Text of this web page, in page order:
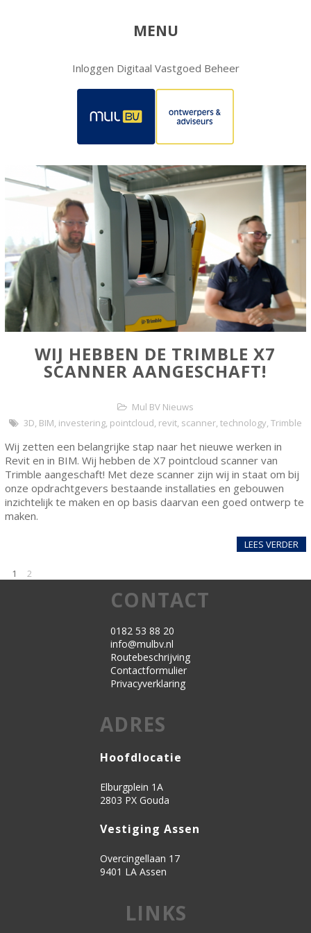
MENU
Inloggen Digitaal Vastgoed Beheer
WIJ HEBBEN DE TRIMBLE X7
SCANNER AANGESCHAFT!
Mul BV Nieuws
3D BIM investering, pointcloud revit, scanner, technology, Trimble
Wij zetten een belangrijke stap naar het nieuwe werken in
Revit en in BIM. Wij hebben de X7 pointcloud scanner van
Trimble aangeschaft! Met deze scanner zijn wij in staat om bij
onze opdrachtgevers bestaande installaties en gebouwen
inzichtelijk te maken en op basis daarvan een goed ontwerp te
maken.
LEES VERDER
1 2
CONTACT
0182 53 88 20
info@mulbv.nl
Routebeschrijving
Contactformulier
Privacyverklaring
ADRES
Hoofdlocatie
Elburgplein 1A
2803 PX Gouda
Vestiging Assen
Overcingellaan 17
9401 LA Assen
LINKS